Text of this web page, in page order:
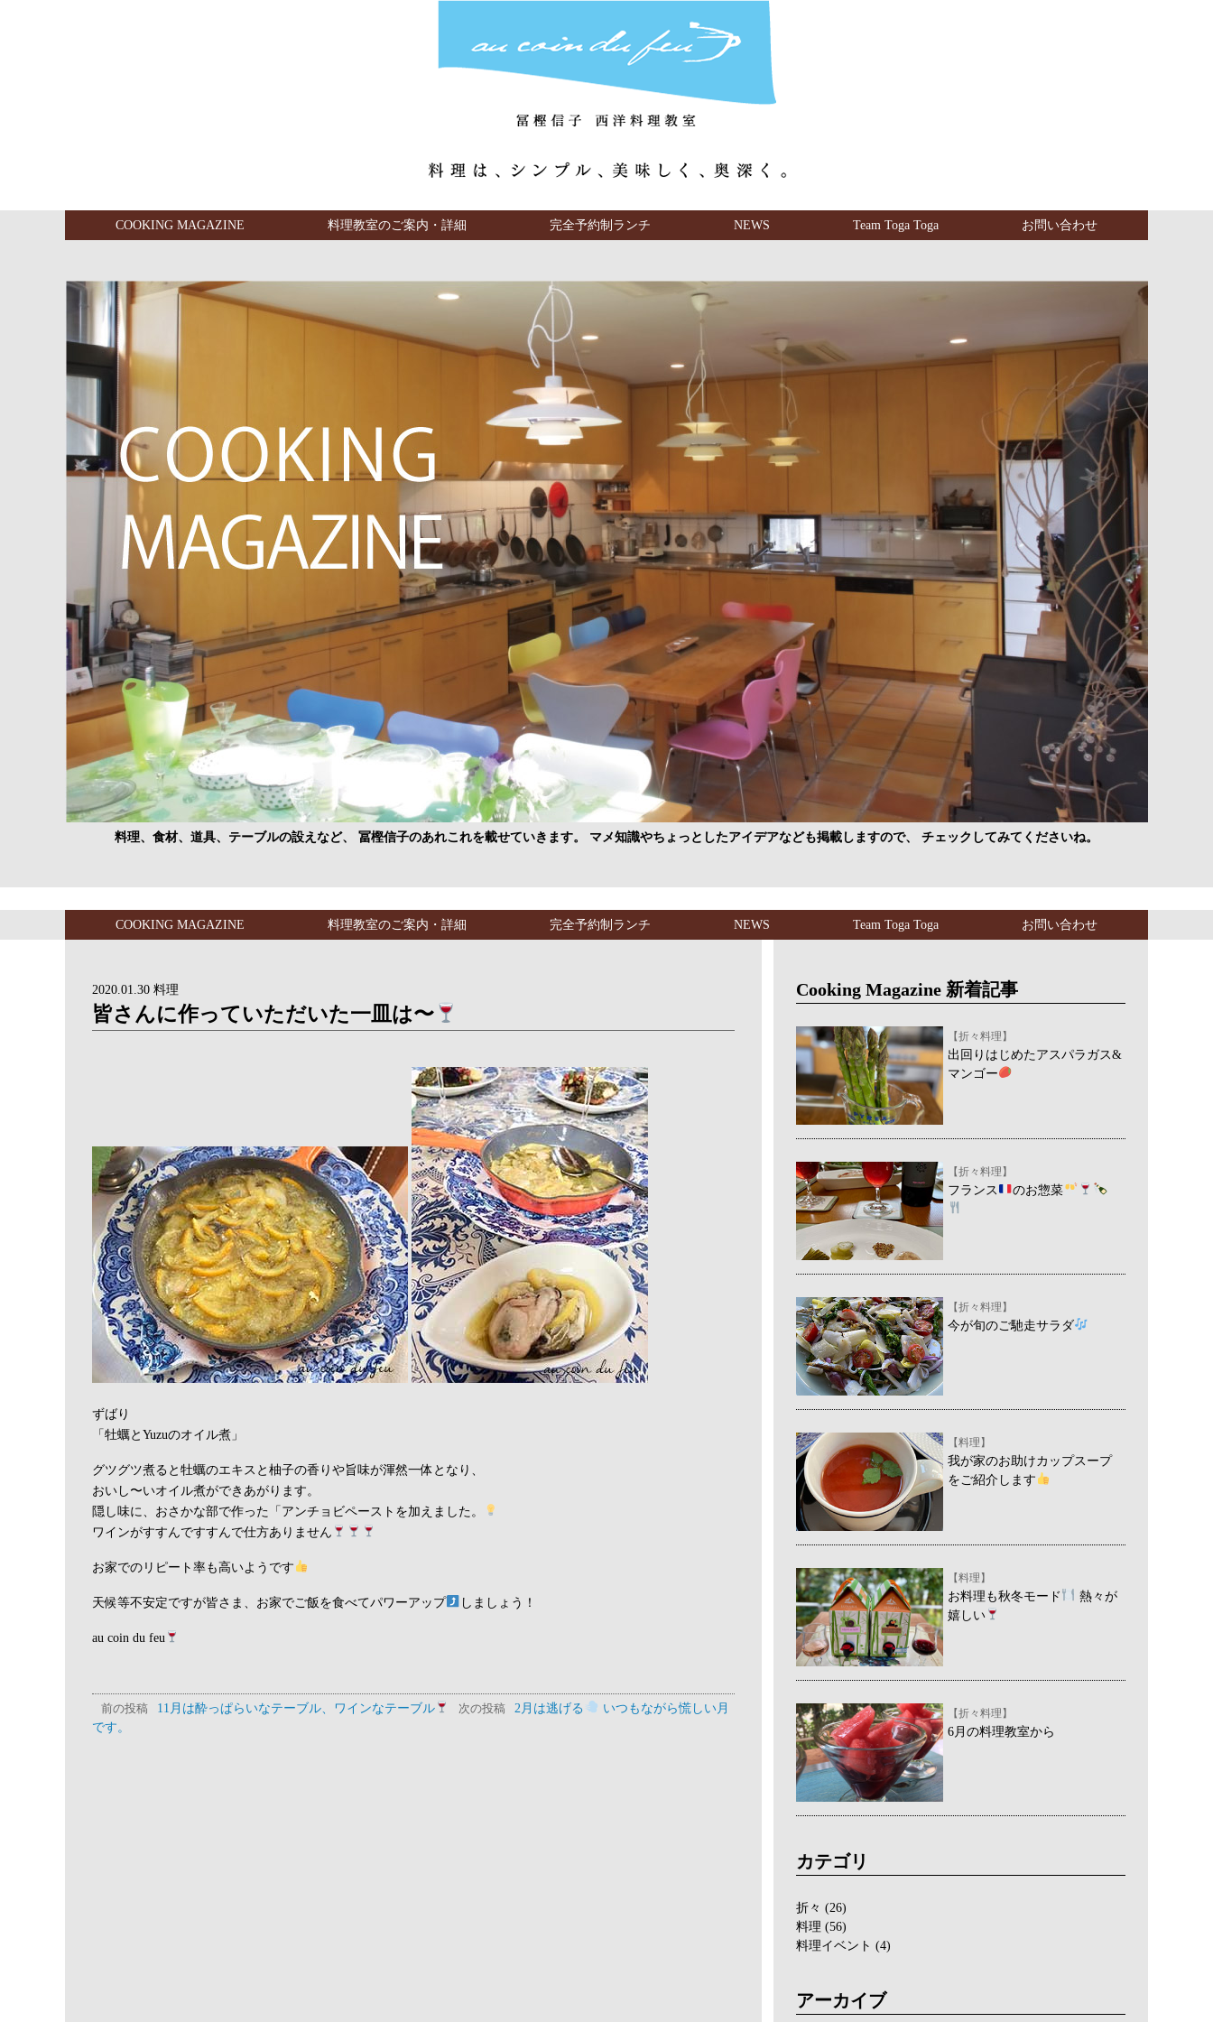
COOKING MAGAZINE 料理教室のご案内・詳細 完全予約制ランチ NEWS Team Toga Toga お問い合わせ
料理、食材、道具、テーブルの設えなど、 冨樫信子のあれこれを載せていきます。 マメ知識やちょっとしたアイデアなども掲載しますので、 チェックしてみてくださいね。
COOKING MAGAZINE 料理教室のご案内・詳細 完全予約制ランチ NEWS Team Toga Toga お問い合わせ
2020.01.30 料理
皆さんに作っていただいた一皿は〜
ずばり
「牡蠣とYuzuのオイル煮」
グツグツ煮ると牡蠣のエキスと柚子の香りや旨味が渾然一体となり、
おいし〜いオイル煮ができあがります。
隠し味に、おさかな部で作った「アンチョビペーストを加えました。
ワインがすすんですすんで仕方ありません
お家でのリピート率も高いようです
天候等不安定ですが皆さま、お家でご飯を食べてパワーアップ しましょう！
au coin du feu
前の投稿 11月は酔っぱらいなテーブル、ワインなテーブル 次の投稿 2月は逃げる
いつもながら慌しい月
です。
Cooking Magazine 新着記事
【折々料理】
出回りはじめたアスパラガス&
マンゴー
【折々料理】
フランス のお惣菜
【折々料理】
今が旬のご馳走サラダ
【料理】
我が家のお助けカップスープ
をご紹介します
【料理】
お料理も秋冬モード
熱々が
嬉しい
【折々料理】
6月の料理教室から
カテゴリ
折々 (26)
料理 (56)
料理イベント (4)
アーカイブ